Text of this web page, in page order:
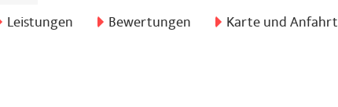
Leistungen Bewertungen Karte und Anfahrt